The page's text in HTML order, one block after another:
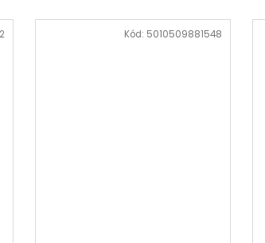
Kód: 5010509881548